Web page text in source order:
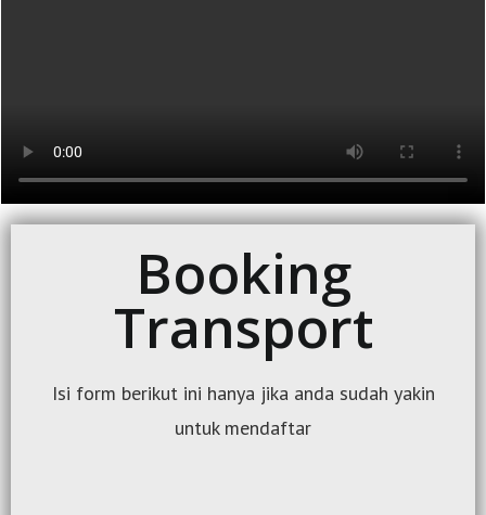
Booking
Transport
Isi form berikut ini hanya jika anda sudah yakin
untuk mendaftar